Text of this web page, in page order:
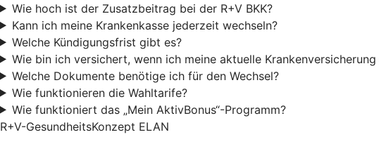
Wie hoch ist der Zusatzbeitrag bei der R+V BKK?
Kann ich meine Krankenkasse jederzeit wechseln?
Welche Kündigungsfrist gibt es?
Wie bin ich versichert, wenn ich meine aktuelle
Welche Dokumente benötige ich für den Wechsel?
Wie funktionieren die Wahltarife?
Wie funktioniert das „Mein AktivBonus“-Programm?
R+V-GesundheitsKonzept ELAN